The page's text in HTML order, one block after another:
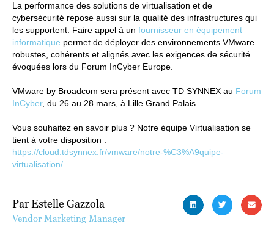
La performance des solutions de virtualisation et de
cybersécurité repose aussi sur la qualité des infrastructures qui
les supportent. Faire appel à un fournisseur en équipement
informatique permet de déployer des environnements VMware
robustes, cohérents et alignés avec les exigences de sécurité
évoquées lors du Forum InCyber Europe.
VMware by Broadcom sera présent avec TD SYNNEX au Forum
InCyber, du 26 au 28 mars, à Lille Grand Palais.
Vous souhaitez en savoir plus ? Notre équipe Virtualisation se
tient à votre disposition :
https://cloud.tdsynnex.fr/vmware/notre-%C3%A9quipe-
virtualisation/
Par Estelle Gazzola
Vendor Marketing Manager